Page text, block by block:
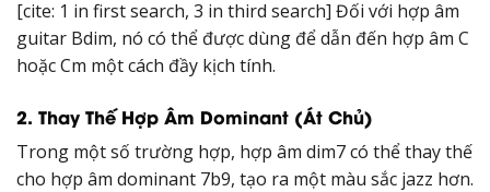
[cite: 1 in first search, 3 in third search] Đối với hợp âm
guitar Bdim, nó có thể được dùng để dẫn đến hợp âm C
hoặc Cm một cách đầy kịch tính.
2. Thay Thế Hợp Âm Dominant (Át Chủ)
Trong một số trường hợp, hợp âm dim7 có thể thay thế
cho hợp âm dominant 7b9, tạo ra một màu sắc jazz hơn.